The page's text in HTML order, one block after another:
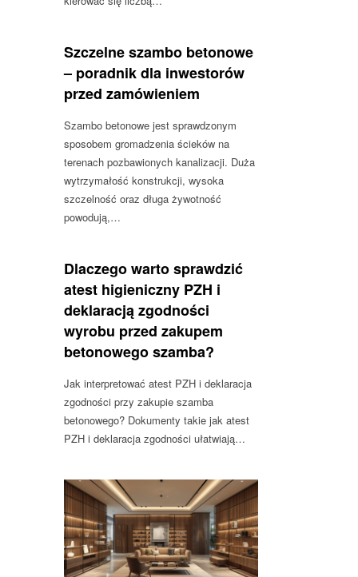
Szczelne szambo betonowe
– poradnik dla inwestorów
przed zamówieniem
Szambo betonowe jest sprawdzonym
sposobem gromadzenia ścieków na
terenach pozbawionych kanalizacji. Duża
wytrzymałość konstrukcji, wysoka
szczelność oraz długa żywotność
powodują,…
Dlaczego warto sprawdzić
atest higieniczny PZH i
deklaracją zgodności
wyrobu przed zakupem
betonowego szamba?
Jak interpretować atest PZH i deklaracja
zgodności przy zakupie szamba
betonowego? Dokumenty takie jak atest
PZH i deklaracja zgodności ułatwiają…